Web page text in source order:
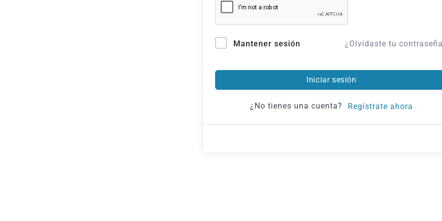
Mantener sesión ¿Olvidaste tu
Iniciar sesión
¿No tienes una cuenta? Regístrate ahora